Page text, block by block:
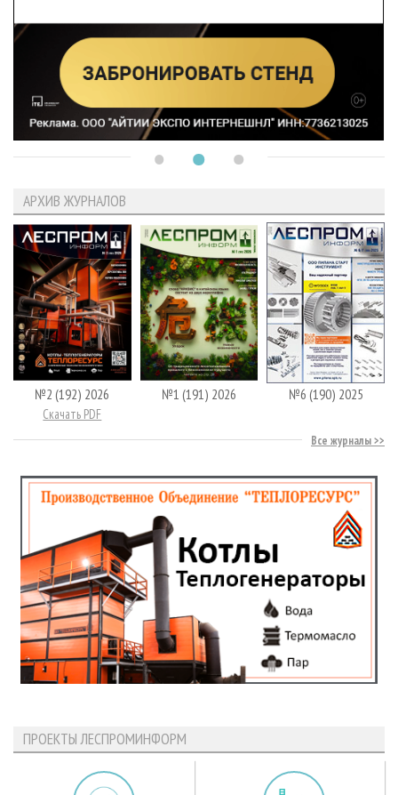
АРХИВ ЖУРНАЛОВ
№2 (192) 2026
Скачать PDF
№1 (191) 2026 №6 (190) 2025
Все журналы
ПРОЕКТЫ ЛЕСПРОМИНФОРМ